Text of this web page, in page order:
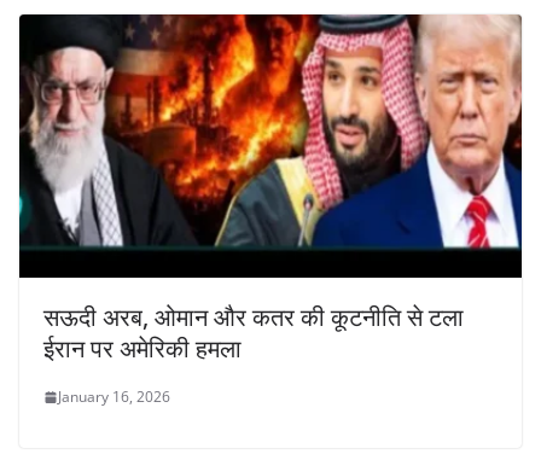
सऊदी अरब, ओमान और कतर की कूटनीति से टला
ईरान पर अमेरिकी हमला
January 16, 2026